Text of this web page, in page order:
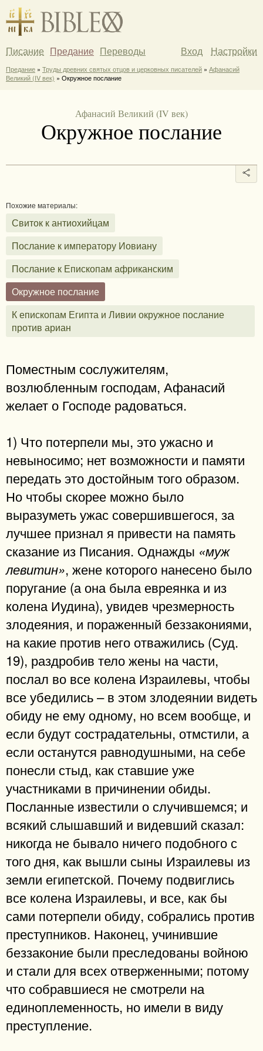
Писание Предание Переводы Вход Настройки
Предание » Труды древних святых отцов и церковных писателей » Афанасий
Великий (IV век) » Окружное послание
Афанасий Великий (IV век)
Окружное послание
Похожие материалы:
Свиток к антиохийцам
Послание к императору Иовиану
Послание к Епископам африканским
Окружное послание
К епископам Египта и Ливии окружное послание
против ариан
Поместным сослужителям,
возлюбленным господам, Афанасий
желает о Господе радоваться.
1) Что потерпели мы, это ужасно и
невыносимо; нет возможности и памяти
передать это достойным того образом.
Но чтобы скорее можно было
выразуметь ужас совершившегося, за
лучшее признал я привести на память
сказание из Писания. Однажды «муж
левитин», жене которого нанесено было
поругание (а она была евреянка и из
колена Иудина), увидев чрезмерность
злодеяния, и пораженный беззакониями,
на какие против него отважились (Суд.
19), раздробив тело жены на части,
послал во все колена Израилевы, чтобы
все убедились – в этом злодеянии видеть
обиду не ему одному, но всем вообще, и
если будут сострадательны, отмстили, а
если останутся равнодушными, на себе
понесли стыд, как ставшие уже
участниками в причинении обиды.
Посланные известили о случившемся; и
всякий слышавший и видевший сказал:
никогда не бывало ничего подобного с
того дня, как вышли сыны Израилевы из
земли египетской. Почему подвиглись
все колена Израилевы, и все, как бы
сами потерпели обиду, собрались против
преступников. Наконец, учинившие
беззаконие были преследованы войною
и стали для всех отверженными; потому
что собравшиеся не смотрели на
единоплеменность, но имели в виду
преступление.